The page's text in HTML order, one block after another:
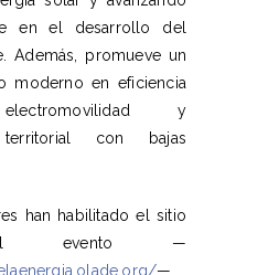
en el desarrollo del
Además, promueve un
moderno en eficiencia
y
territorial con bajas
han habilitado el sitio
evento —
—